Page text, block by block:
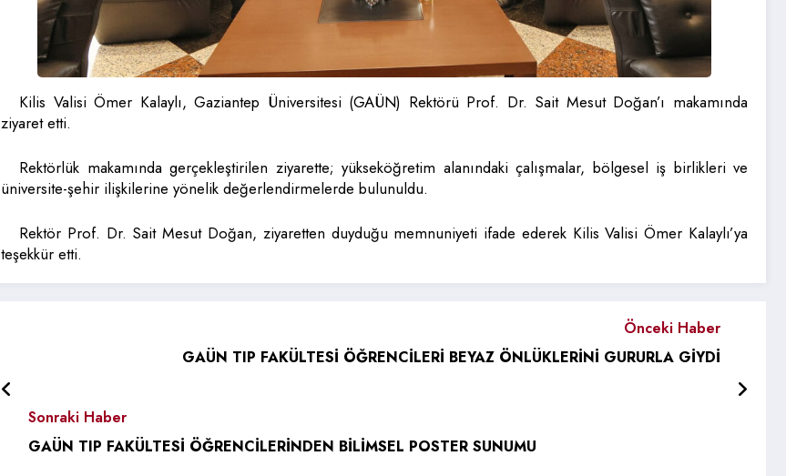
Kilis Valisi Ömer Kalaylı, Gaziantep Üniversitesi (GAÜN) Rektörü Prof. Dr. Sait Mesut Doğan’ı makamında
ziyaret etti.
Rektörlük makamında gerçekleştirilen ziyarette; yükseköğretim alanındaki çalışmalar, bölgesel iş birlikleri ve
üniversite-şehir ilişkilerine yönelik değerlendirmelerde bulunuldu.
Rektör Prof. Dr. Sait Mesut Doğan, ziyaretten duyduğu memnuniyeti ifade ederek Kilis Valisi Ömer Kalaylı’ya
teşekkür etti.
Önceki Haber
GAÜN TIP FAKÜLTESİ ÖĞRENCİLERİ BEYAZ ÖNLÜKLERİNİ GURURLA GİYDİ
Sonraki Haber
GAÜN TIP FAKÜLTESİ ÖĞRENCİLERİNDEN BİLİMSEL POSTER SUNUMU